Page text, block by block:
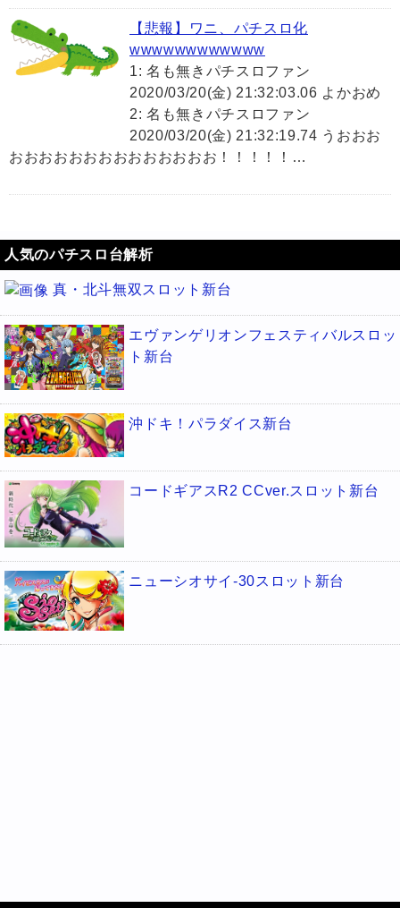
【悲報】ワニ、パチスロ化
wwwwwwwwwwww
1: 名も無きパチスロファン
2020/03/20(金) 21:32:03.06 よかおめ
2: 名も無きパチスロファン
2020/03/20(金) 21:32:19.74 うおおお
おおおおおおおおおおおおおお！！！！！…
人気のパチスロ台解析
真・北斗無双スロット新台
エヴァンゲリオンフェスティバルスロッ
ト新台
沖ドキ！パラダイス新台
コードギアスR2 CCver.スロット新台
ニューシオサイ-30スロット新台